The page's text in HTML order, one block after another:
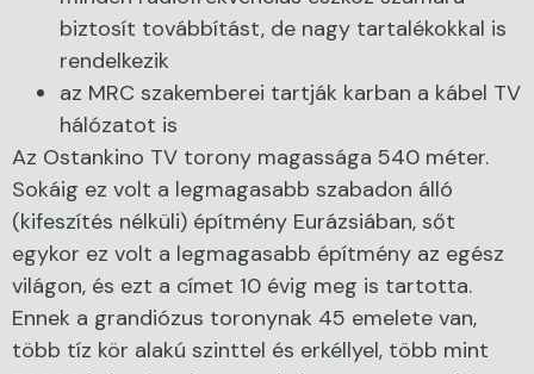
biztosít továbbítást, de nagy tartalékokkal is
rendelkezik
az MRC szakemberei tartják karban a kábel TV
hálózatot is
Az Ostankino TV torony magassága 540 méter.
Sokáig ez volt a legmagasabb szabadon álló
(kifeszítés nélküli) építmény Eurázsiában, sőt
egykor ez volt a legmagasabb építmény az egész
világon, és ezt a címet 10 évig meg is tartotta.
Ennek a grandiózus toronynak 45 emelete van,
több tíz kör alakú szinttel és erkéllyel, több mint